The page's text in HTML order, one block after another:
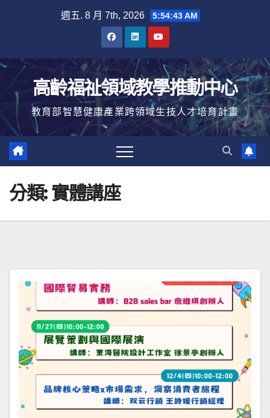
週五. 8 月 7th, 2026 5:54:45 AM
高齡福祉領域教學推動中心
教育部智慧健康產業跨領域生技人才培育計畫
分類:實體講座